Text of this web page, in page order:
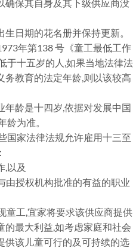
确保其自身及其下级供应商没
日期的花名册并保持更新。
年第138 号《童工最低工作
于十五岁的人,如果当地法律法
教育的法定年龄,则以该较高
龄是十四岁,依据对发展中国
龄为准。
国家法律法规允许雇用十三至
,以及
由授权机构批准的有益的职业
童工,宜家将要求该供应商提供
最大利益,如考虑家庭和社会
供该儿童可行的及可持续的选